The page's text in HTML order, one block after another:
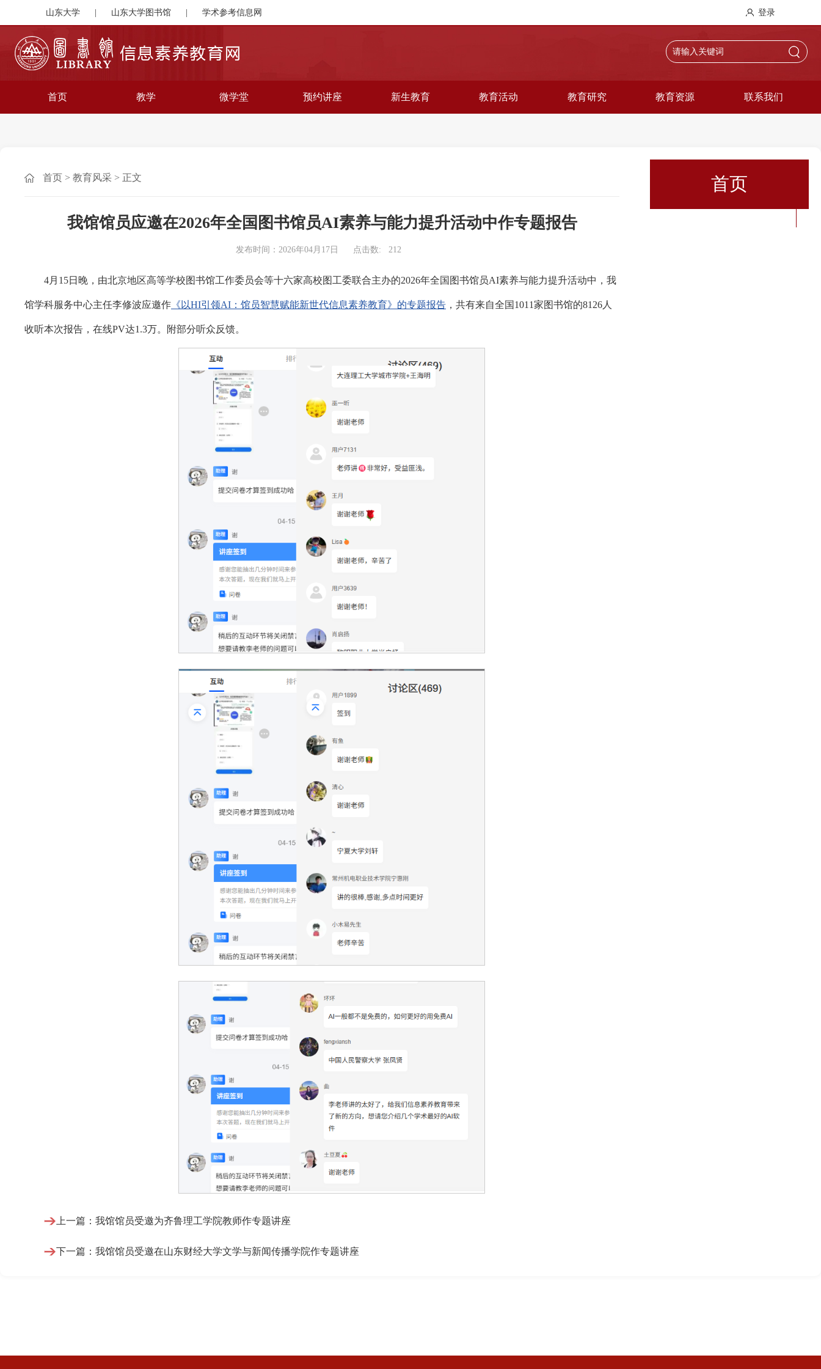
山东大学 山东大学图书馆 学术参考信息网 登录
首页 教学 微学堂 预约讲座 新生教育 教育活动 教育研究 教育资源 联系我们
首页
首页 > 教育风采 > 正文
我馆馆员应邀在2026年全国图书馆员AI素养与能力提升活动中作专题报告
发布时间：2026年04月17日 点击数: 212
4月15日晚，由北京地区高等学校图书馆工作委员会等十六家高校图工委联合主办的2026年全国图书馆员AI素养与能力提升活动中，我
馆学科服务中心主任李修波应邀作 《以HI引领AI：馆员智慧赋能新世代信息素养教育》的专题报告 ，共有来自全国1011家图书馆的8126人
收听本次报告，在线PV达1.3万。附部分听众反馈。
上一篇：我馆馆员受邀为齐鲁理工学院教师作专题讲座
下一篇：我馆馆员受邀在山东财经大学文学与新闻传播学院作专题讲座